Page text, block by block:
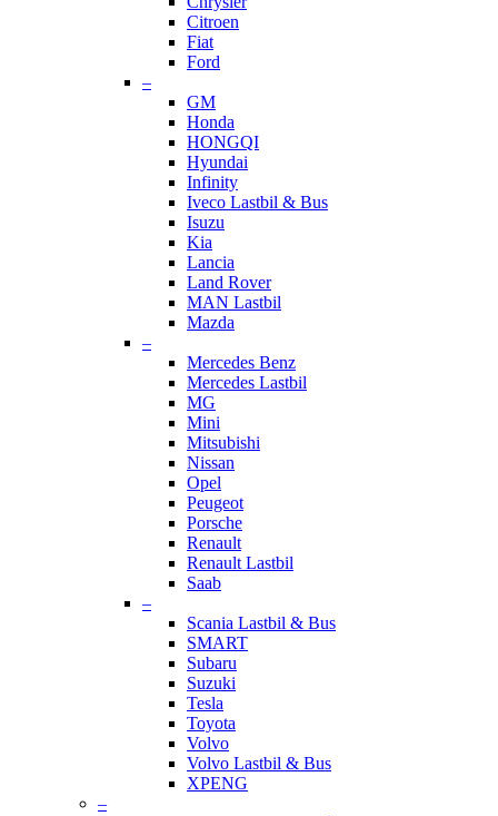
Citroen
Fiat
Ford
–
GM
Honda
HONGQI
Hyundai
Infinity
Iveco Lastbil & Bus
Isuzu
Kia
Lancia
Land Rover
MAN Lastbil
Mazda
–
Mercedes Benz
Mercedes Lastbil
MG
Mini
Mitsubishi
Nissan
Opel
Peugeot
Porsche
Renault
Renault Lastbil
Saab
–
Scania Lastbil & Bus
SMART
Subaru
Suzuki
Tesla
Toyota
Volvo
Volvo Lastbil & Bus
XPENG
–